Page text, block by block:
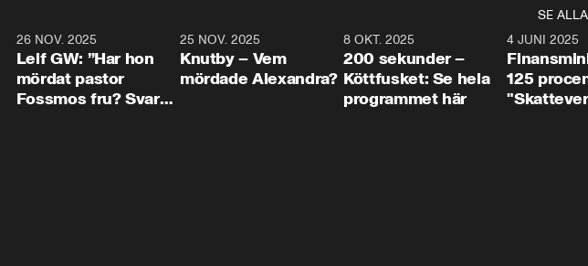
SE ALLA
26 NOV. 2025
Leif GW: ”Har hon
mördat pastor
Fossmos fru? Svar
31:05
25 NOV. 2025
Knutby – Vem
mördade Alexandra?
4:29
8 OKT. 2025
200 sekunder –
Köttfusket: Se hela
programmet här
4 JUNI 2025
125